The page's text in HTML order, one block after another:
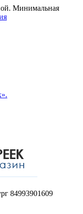
Минимальная
84993901609